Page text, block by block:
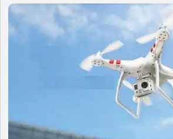
Articles